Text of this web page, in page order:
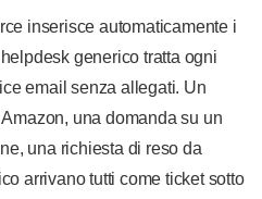
inserisce automaticamente i
generico tratta ogni
email senza allegati. Un
una domanda su un
una richiesta di reso da
arrivano tutti come ticket sotto